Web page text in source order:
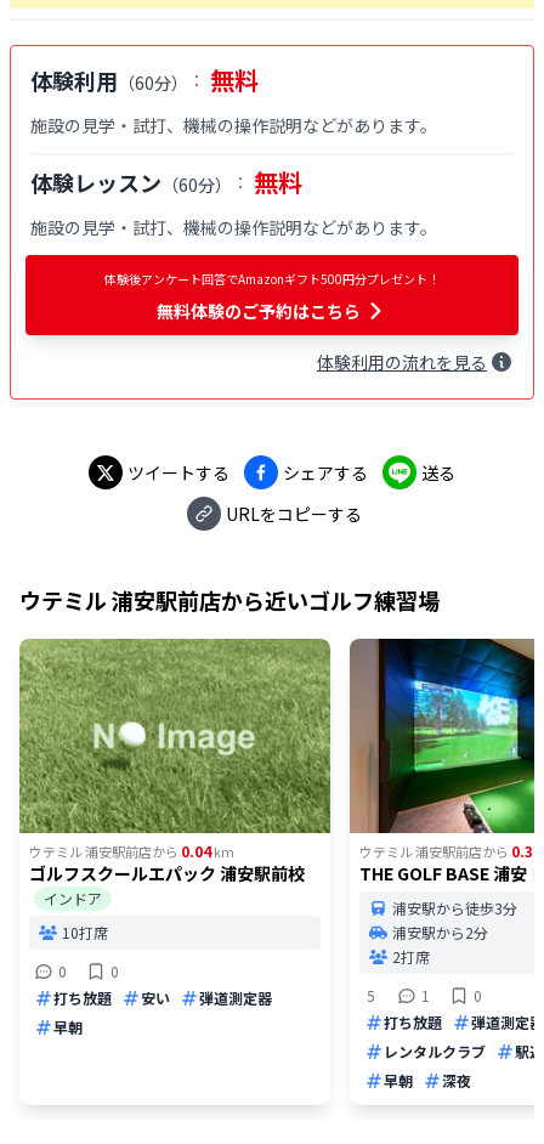
体験利用 （60分） ： 無料
施設の見学・試打、機械の操作説明などがあります。
体験レッスン （60分） ： 無料
施設の見学・試打、機械の操作説明などがあります。
体験後アンケート回答でAmazonギフト500円分プレゼント！
無料体験のご予約はこちら
体験利用の流れを見る
ツイートする シェアする
送る
URLをコピーする
ウテミル 浦安駅前店から近いゴルフ練習場
ウテミル 浦安駅前店から 0.04km
ゴルフスクールエパック 浦安駅前校
インドア
10打席
0
0
打ち放題
安い
弾道測定器
早朝
ウテミル 浦安駅前店から 0.31
THE GOLF BASE 浦安
浦安駅から徒歩3分
浦安駅から2分
2打席
5
1
0
打ち放題
弾道測定器
レンタルクラブ
駅近
早朝
深夜